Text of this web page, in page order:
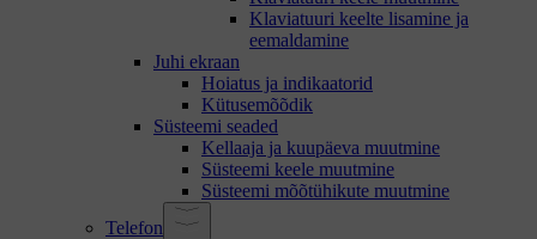
Klaviatuuri keelte lisamine ja
eemaldamine
Juhi ekraan
Hoiatus ja indikaatorid
Kütusemõõdik
Süsteemi seaded
Kellaaja ja kuupäeva muutmine
Süsteemi keele muutmine
Süsteemi mõõtühikute muutmine
Telefon